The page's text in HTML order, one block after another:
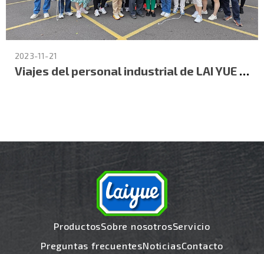
2023-11-21
Viajes del personal industrial de LAI YUE 2023
ProductosSobre nosotrosServicio
Preguntas frecuentesNoticiasContacto